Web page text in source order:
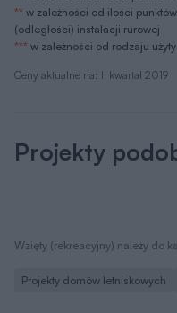
Ceny aktualne na: II kwartał 2019
** w zależności od ilości
(odległości) instalacji rurowej
*** w zależności od rodzaju
Projekty
Wzięty (rekreacyjny) należy do
Projekty domów letniskowych